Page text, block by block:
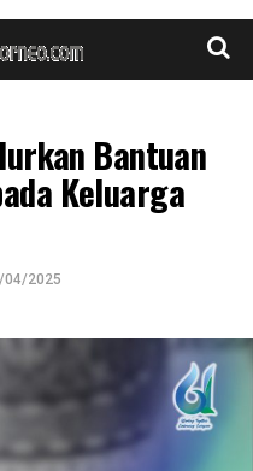
Bantuan
Keluarga
04/2025